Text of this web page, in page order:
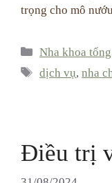
trọng cho mô
Categories
Nha khoa
Tags
dịch vụ,nha
Điều trị